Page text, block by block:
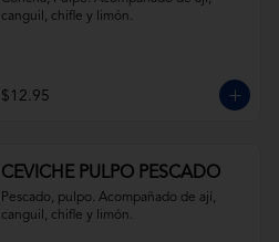
canguil, chifle y limón.
$12.95
CEVICHE PULPO PESCADO
Pescado, pulpo. Acompañado de ají,
canguil, chifle y limón.